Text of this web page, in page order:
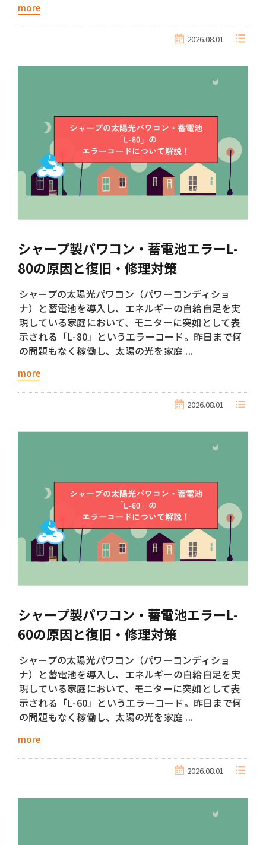
more
2026.08.01
シャープ製パワコン・蓄電池エラーL-
80の原因と復旧・修理対策
シャープの太陽光パワコン（パワーコンディショ
ナ）と蓄電池を導入し、エネルギーの自給自足を実
現している家庭において、モニターに突如として表
示される「L-80」というエラーコード。昨日まで何
の問題もなく稼働し、太陽の光を家庭 ...
more
2026.08.01
シャープ製パワコン・蓄電池エラーL-
60の原因と復旧・修理対策
シャープの太陽光パワコン（パワーコンディショ
ナ）と蓄電池を導入し、エネルギーの自給自足を実
現している家庭において、モニターに突如として表
示される「L-60」というエラーコード。昨日まで何
の問題もなく稼働し、太陽の光を家庭 ...
more
2026.08.01